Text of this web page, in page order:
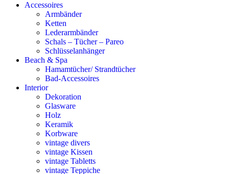
Accessoires
Armbänder
Ketten
Lederarmbänder
Schals – Tücher – Pareo
Schlüsselanhänger
Beach & Spa
Hamamtücher/ Strandtücher
Bad-Accessoires
Interior
Dekoration
Glasware
Holz
Keramik
Korbware
vintage divers
vintage Kissen
vintage Tabletts
vintage Teppiche